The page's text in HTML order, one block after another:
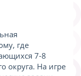
где
7-8
округа. На игре